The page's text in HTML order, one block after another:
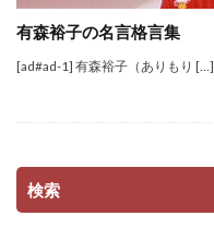
有森裕子の名言格言集
[ad#ad-1] 有森裕子（ありもり […]
検索